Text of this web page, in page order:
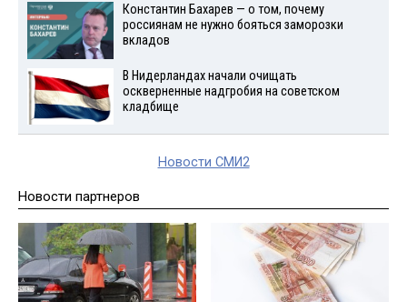
Константин Бахарев — о том, почему
россиянам не нужно бояться заморозки
вкладов
В Нидерландах начали очищать
оскверненные надгробия на советском
кладбище
Новости СМИ2
Новости партнеров